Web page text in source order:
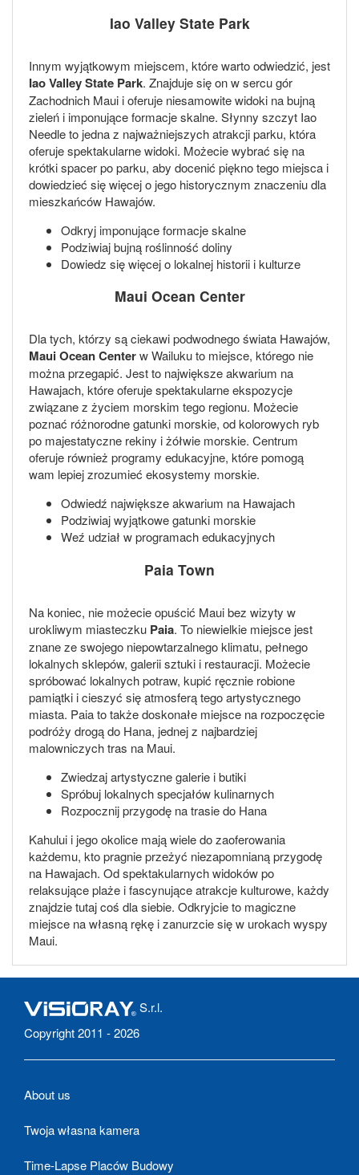
Iao Valley State Park
Innym wyjątkowym miejscem, które warto odwiedzić, jest
Iao Valley State Park. Znajduje się on w sercu gór
Zachodnich Maui i oferuje niesamowite widoki na bujną
zieleń i imponujące formacje skalne. Słynny szczyt Iao
Needle to jedna z najważniejszych atrakcji parku, która
oferuje spektakularne widoki. Możecie wybrać się na
krótki spacer po parku, aby docenić piękno tego miejsca i
dowiedzieć się więcej o jego historycznym znaczeniu dla
mieszkańców Hawajów.
Odkryj imponujące formacje skalne
Podziwiaj bujną roślinność doliny
Dowiedz się więcej o lokalnej historii i kulturze
Maui Ocean Center
Dla tych, którzy są ciekawi podwodnego świata Hawajów,
Maui Ocean Centerw Wailuku to miejsce, którego nie
można przegapić. Jest to największe akwarium na
Hawajach, które oferuje spektakularne ekspozycje
związane z życiem morskim tego regionu. Możecie
poznać różnorodne gatunki morskie, od kolorowych ryb
po majestatyczne rekiny i żółwie morskie. Centrum
oferuje również programy edukacyjne, które pomogą
wam lepiej zrozumieć ekosystemy morskie.
Odwiedź największe akwarium na Hawajach
Podziwiaj wyjątkowe gatunki morskie
Weź udział w programach edukacyjnych
Paia Town
Na koniec, nie możecie opuścić Maui bez wizyty w
urokliwym miasteczku Paia. To niewielkie miejsce jest
znane ze swojego niepowtarzalnego klimatu, pełnego
lokalnych sklepów, galerii sztuki i restauracji. Możecie
spróbować lokalnych potraw, kupić ręcznie robione
pamiątki i cieszyć się atmosferą tego artystycznego
miasta. Paia to także doskonałe miejsce na rozpoczęcie
podróży drogą do Hana, jednej z najbardziej
malowniczych tras na Maui.
Zwiedzaj artystyczne galerie i butiki
Spróbuj lokalnych specjałów kulinarnych
Rozpocznij przygodę na trasie do Hana
Kahului i jego okolice mają wiele do zaoferowania
każdemu, kto pragnie przeżyć niezapomnianą przygodę
na Hawajach. Od spektakularnych widoków po
relaksujące plaże i fascynujące atrakcje kulturowe, każdy
znajdzie tutaj coś dla siebie. Odkryjcie to magiczne
miejsce na własną rękę i zanurzcie się w urokach wyspy
Maui.
S.r.l.
Copyright 2011 - 2026
About us
Twoja własna kamera
Time-Lapse Placów Budowy